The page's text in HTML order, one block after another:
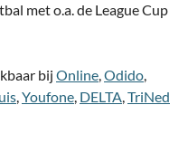
met o.a. de League Cup
bij Online,Odido,
,Youfone, DELTA,TriNed